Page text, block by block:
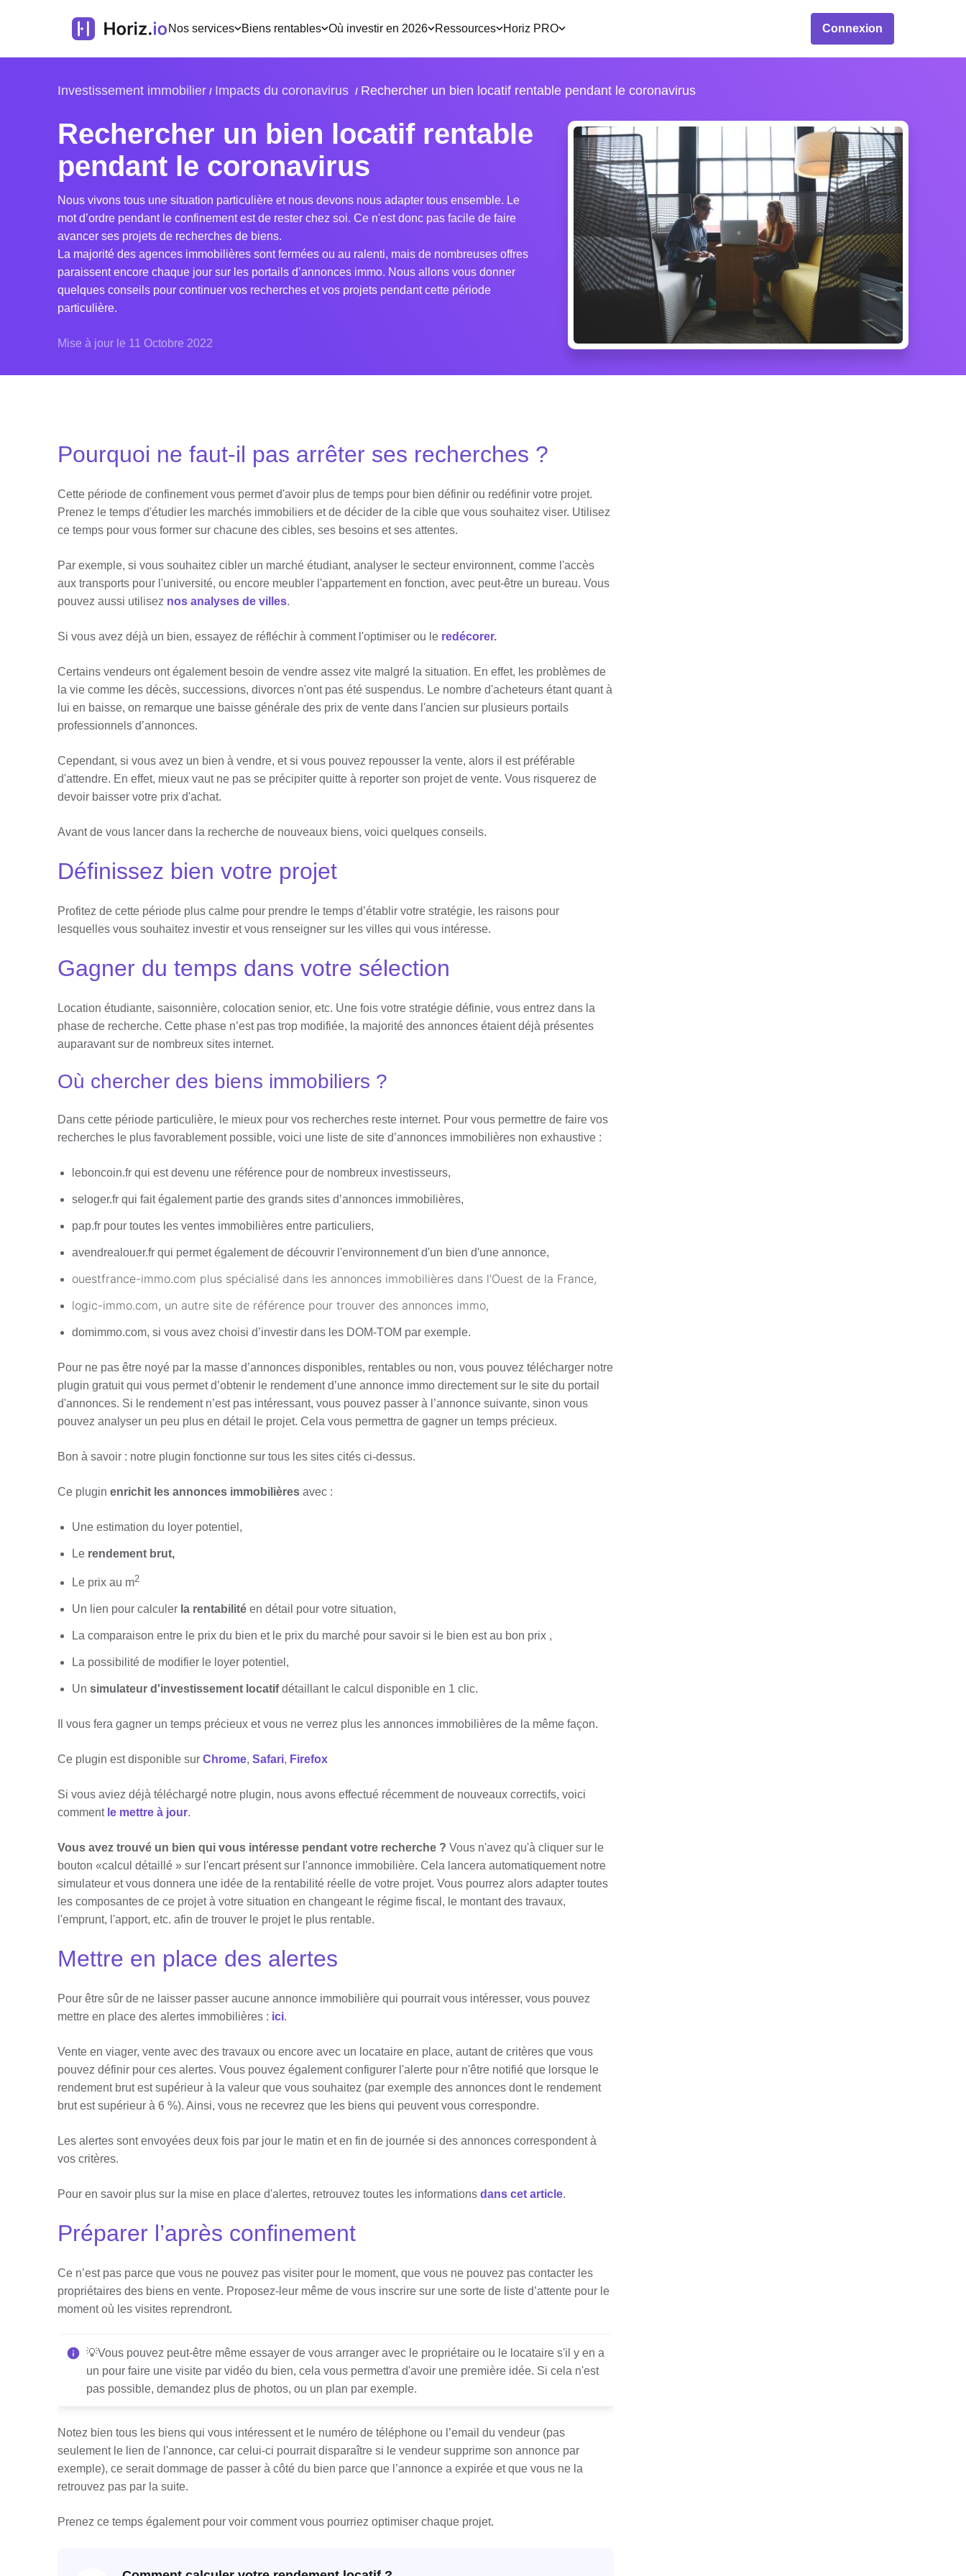
Nos services Biens rentables Où investir en 2026 Ressources Horiz PRO Connexion
Investissement immobilier Impacts du coronavirus Rechercher un bien locatif rentable pendant le coronavirus
Rechercher un bien locatif rentable
pendant le coronavirus
Nous vivons tous une situation particulière et nous devons nous adapter tous ensemble. Le
mot d’ordre pendant le confinement est de rester chez soi. Ce n'est donc pas facile de faire
avancer ses projets de recherches de biens.
La majorité des agences immobilières sont fermées ou au ralenti, mais de nombreuses offres
paraissent encore chaque jour sur les portails d’annonces immo. Nous allons vous donner
quelques conseils pour continuer vos recherches et vos projets pendant cette période
particulière.
Mise à jour le 11 Octobre 2022
Pourquoi ne faut-il pas arrêter ses recherches ?
Cette période de confinement vous permet d'avoir plus de temps pour bien définir ou redéfinir votre projet.
Prenez le temps d'étudier les marchés immobiliers et de décider de la cible que vous souhaitez viser. Utilisez
ce temps pour vous former sur chacune des cibles, ses besoins et ses attentes.
Par exemple, si vous souhaitez cibler un marché étudiant, analyser le secteur environnent, comme l'accès
aux transports pour l'université, ou encore meubler l'appartement en fonction, avec peut-être un bureau. Vous
pouvez aussi utilisez nos analyses de villes.
Si vous avez déjà un bien, essayez de réfléchir à comment l'optimiser ou le redécorer.
Certains vendeurs ont également besoin de vendre assez vite malgré la situation. En effet, les problèmes de
la vie comme les décès, successions, divorces n'ont pas été suspendus. Le nombre d'acheteurs étant quant à
lui en baisse, on remarque une baisse générale des prix de vente dans l'ancien sur plusieurs portails
professionnels d’annonces.
Cependant, si vous avez un bien à vendre, et si vous pouvez repousser la vente, alors il est préférable
d'attendre. En effet, mieux vaut ne pas se précipiter quitte à reporter son projet de vente. Vous risquerez de
devoir baisser votre prix d'achat.
Avant de vous lancer dans la recherche de nouveaux biens, voici quelques conseils.
Définissez bien votre projet
Profitez de cette période plus calme pour prendre le temps d’établir votre stratégie, les raisons pour
lesquelles vous souhaitez investir et vous renseigner sur les villes qui vous intéresse.
Gagner du temps dans votre sélection
Location étudiante, saisonnière, colocation senior, etc. Une fois votre stratégie définie, vous entrez dans la
phase de recherche. Cette phase n’est pas trop modifiée, la majorité des annonces étaient déjà présentes
auparavant sur de nombreux sites internet.
Où chercher des biens immobiliers ?
Dans cette période particulière, le mieux pour vos recherches reste internet. Pour vous permettre de faire vos
recherches le plus favorablement possible, voici une liste de site d’annonces immobilières non exhaustive :
leboncoin.fr qui est devenu une référence pour de nombreux investisseurs,
seloger.fr qui fait également partie des grands sites d’annonces immobilières,
pap.fr pour toutes les ventes immobilières entre particuliers,
avendrealouer.fr qui permet également de découvrir l'environnement d'un bien d'une annonce,
ouestfrance-immo.com plus spécialisé dans les annonces immobilières dans l'Ouest de la France,
logic-immo.com, un autre site de référence pour trouver des annonces immo,
domimmo.com, si vous avez choisi d’investir dans les DOM-TOM par exemple.
Pour ne pas être noyé par la masse d’annonces disponibles, rentables ou non, vous pouvez télécharger notre
plugin gratuit qui vous permet d’obtenir le rendement d’une annonce immo directement sur le site du portail
d'annonces. Si le rendement n’est pas intéressant, vous pouvez passer à l’annonce suivante, sinon vous
pouvez analyser un peu plus en détail le projet. Cela vous permettra de gagner un temps précieux.
Bon à savoir : notre plugin fonctionne sur tous les sites cités ci-dessus.
Ce plugin enrichit les annonces immobilières avec :
Une estimation du loyer potentiel,
Le rendement brut,
Le prix au m2
Un lien pour calculer la rentabilité en détail pour votre situation,
La comparaison entre le prix du bien et le prix du marché pour savoir si le bien est au bon prix ,
La possibilité de modifier le loyer potentiel,
Un simulateur d'investissement locatifdétaillant le calcul disponible en 1 clic.
Il vous fera gagner un temps précieux et vous ne verrez plus les annonces immobilières de la même façon.
Ce plugin est disponible sur Chrome, Safari, Firefox
Si vous aviez déjà téléchargé notre plugin, nous avons effectué récemment de nouveaux correctifs, voici
comment le mettre à jour.
Vous avez trouvé un bien qui vous intéresse pendant votre recherche ? Vous n'avez qu'à cliquer sur le
bouton «calcul détaillé » sur l'encart présent sur l'annonce immobilière. Cela lancera automatiquement notre
simulateur et vous donnera une idée de la rentabilité réelle de votre projet. Vous pourrez alors adapter toutes
les composantes de ce projet à votre situation en changeant le régime fiscal, le montant des travaux,
l'emprunt, l'apport, etc. afin de trouver le projet le plus rentable.
Mettre en place des alertes
Pour être sûr de ne laisser passer aucune annonce immobilière qui pourrait vous intéresser, vous pouvez
mettre en place des alertes immobilières : ici.
Vente en viager, vente avec des travaux ou encore avec un locataire en place, autant de critères que vous
pouvez définir pour ces alertes. Vous pouvez également configurer l'alerte pour n'être notifié que lorsque le
rendement brut est supérieur à la valeur que vous souhaitez (par exemple des annonces dont le rendement
brut est supérieur à 6 %). Ainsi, vous ne recevrez que les biens qui peuvent vous correspondre.
Les alertes sont envoyées deux fois par jour le matin et en fin de journée si des annonces correspondent à
vos critères.
Pour en savoir plus sur la mise en place d'alertes, retrouvez toutes les informations dans cet article.
Préparer l’après confinement
Ce n’est pas parce que vous ne pouvez pas visiter pour le moment, que vous ne pouvez pas contacter les
propriétaires des biens en vente. Proposez-leur même de vous inscrire sur une sorte de liste d’attente pour le
moment où les visites reprendront.
💡Vous pouvez peut-être même essayer de vous arranger avec le propriétaire ou le locataire s'il y en a
un pour faire une visite par vidéo du bien, cela vous permettra d'avoir une première idée. Si cela n'est
pas possible, demandez plus de photos, ou un plan par exemple.
Notez bien tous les biens qui vous intéressent et le numéro de téléphone ou l’email du vendeur (pas
seulement le lien de l'annonce, car celui-ci pourrait disparaître si le vendeur supprime son annonce par
exemple), ce serait dommage de passer à côté du bien parce que l’annonce a expirée et que vous ne la
retrouvez pas par la suite.
Prenez ce temps également pour voir comment vous pourriez optimiser chaque projet.